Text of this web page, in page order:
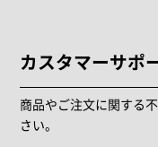
カスタマーサポ
商品やご注文に関する
さい。